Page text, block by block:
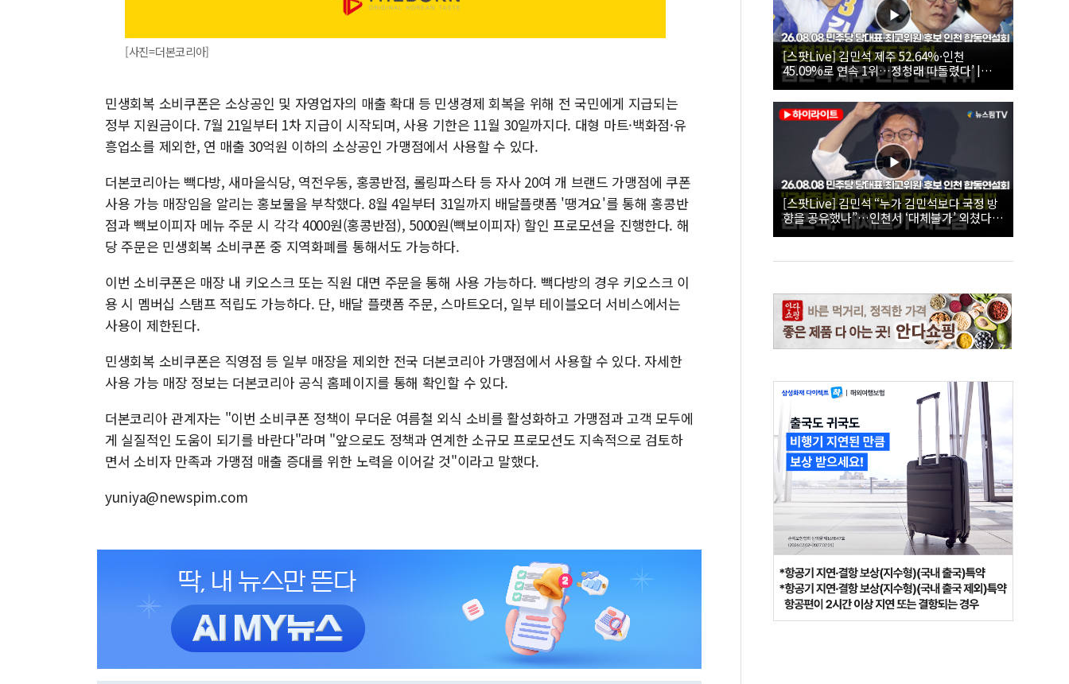
[사진=더본코리아]
민생회복 소비쿠폰은 소상공인 및 자영업자의 매출 확대 등 민생경제 회복을 위해 전 국민에게 지급되는
정부 지원금이다. 7월 21일부터 1차 지급이 시작되며, 사용 기한은 11월 30일까지다. 대형 마트·백화점·유
흥업소를 제외한, 연 매출 30억원 이하의 소상공인 가맹점에서 사용할 수 있다.
더본코리아는 빽다방, 새마을식당, 역전우동, 홍콩반점, 롤링파스타 등 자사 20여 개 브랜드 가맹점에 쿠폰
사용 가능 매장임을 알리는 홍보물을 부착했다. 8월 4일부터 31일까지 배달플랫폼 '땡겨요'를 통해 홍콩반
점과 빽보이피자 메뉴 주문 시 각각 4000원(홍콩반점), 5000원(빽보이피자) 할인 프로모션을 진행한다. 해
당 주문은 민생회복 소비쿠폰 중 지역화폐를 통해서도 가능하다.
이번 소비쿠폰은 매장 내 키오스크 또는 직원 대면 주문을 통해 사용 가능하다. 빽다방의 경우 키오스크 이
용 시 멤버십 스탬프 적립도 가능하다. 단, 배달 플랫폼 주문, 스마트오더, 일부 테이블오더 서비스에서는
사용이 제한된다.
민생회복 소비쿠폰은 직영점 등 일부 매장을 제외한 전국 더본코리아 가맹점에서 사용할 수 있다. 자세한
사용 가능 매장 정보는 더본코리아 공식 홈페이지를 통해 확인할 수 있다.
더본코리아 관계자는 "이번 소비쿠폰 정책이 무더운 여름철 외식 소비를 활성화하고 가맹점과 고객 모두에
게 실질적인 도움이 되기를 바란다"라며 "앞으로도 정책과 연계한 소규모 프로모션도 지속적으로 검토하
면서 소비자 만족과 가맹점 매출 증대를 위한 노력을 이어갈 것"이라고 말했다.
yuniya@newspim.com
[스팟Live] 김민석 제주 52.64%·인천
45.09%로 연속 1위…정청래 따돌렸다’ |
26.08.08 더불어민주당 당대표·최고위원 후
보 인천 합동연설회
[스팟Live] 김민석 “누가 김민석보다 국정 방
향을 공유했나”…인천서 ‘대체불가’ 외쳤다 |
26.08.08 더불어민주당 당대표·최고위원 후